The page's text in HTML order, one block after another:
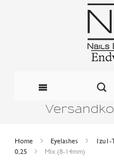
Inhalt
Home Eyelashes
0,25
Mix (8-14mm)